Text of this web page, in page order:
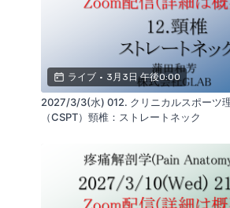
ライブ • 3月3日 午後0:00
2027/3/3(水) 012. クリニカルスポーツ
（CSPT）頸椎：ストレートネック